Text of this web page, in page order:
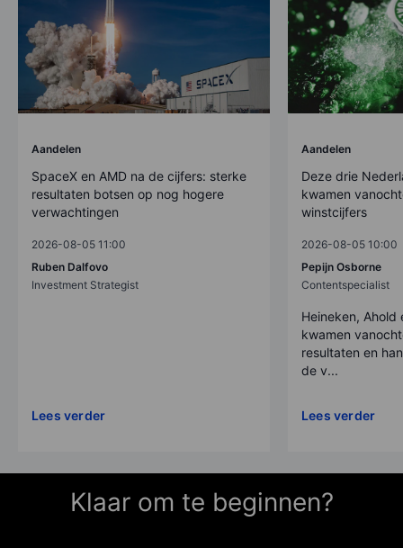
Aandelen
SpaceX en AMD na de cijfers: sterke
resultaten botsen op nog hogere
verwachtingen
2026-08-05 11:00
Ruben Dalfovo
Investment Strategist
Lees verder
Aandelen
Deze drie
kwamen
winstcijfers
2026-08-05 10:00
Pepijn Osborne
Contentspecialist
Heineken, Ahold
kwamen
resultaten en
de v...
Lees verder
Klaar om te beginnen?